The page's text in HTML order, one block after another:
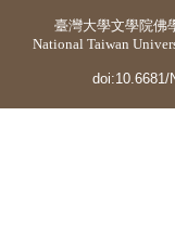
臺灣大學文學院佛
National Taiwan
doi:10.6681/